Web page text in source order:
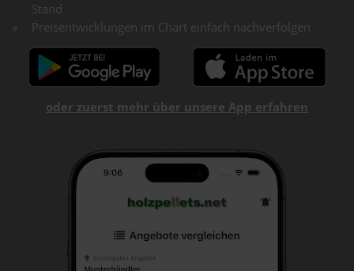
Stand
Preisentwicklungen im Chart einfach nachverfolgen
oder zuerst mehr über unsere App erfahren